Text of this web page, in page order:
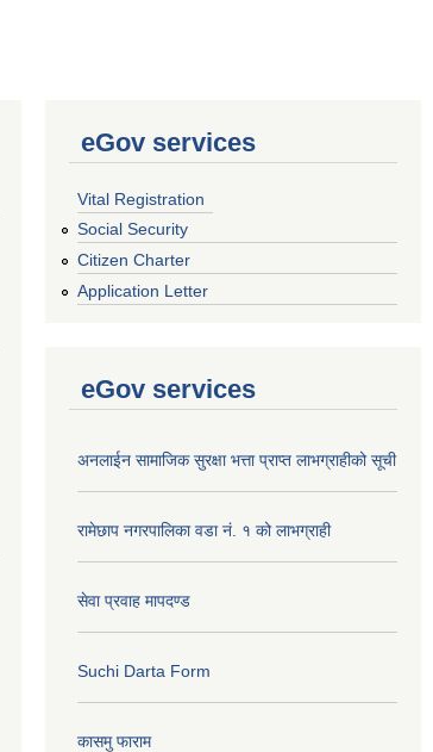
eGov services
Vital Registration
Social Security
Citizen Charter
Application Letter
eGov services
अनलाईन सामाजिक सुरक्षा भत्ता प्राप्त लाभग्राहीको सूची
रामेछाप नगरपालिका वडा नं. १ को लाभग्राही
सेवा प्रवाह मापदण्ड
Suchi Darta Form
कासमु फाराम